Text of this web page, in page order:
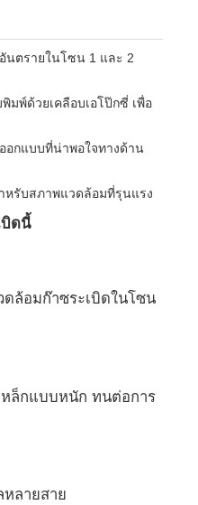
ะเบิด
นตรายในโซน 1 และ 2
มพ์ด้วยเคลือบเอโป๊กซี่ เพื่อ
อกแบบที่น่าพอใจทางด้าน
หรับสภาพแวดล้อมที่รุนแรง
บิดนี้
ล้อมก๊าซระเบิดในโซน
หล็กแบบหนัก ทนต่อการ
หลายสาย